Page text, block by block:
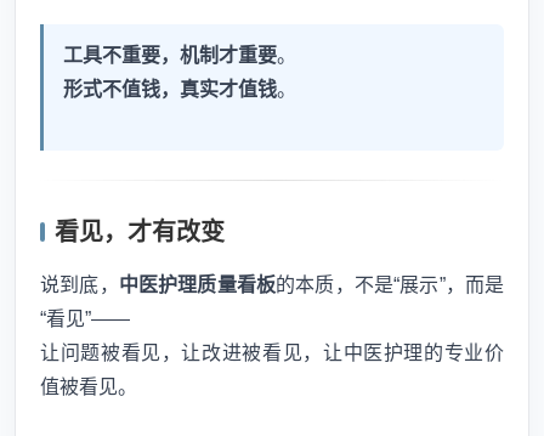
工具不重要，机制才重要。
形式不值钱，真实才值钱。
看见，才有改变
说到底， 中医护理质量看板的本质，不是“展示”，而是
“看见”——
让问题被看见，让改进被看见，让中医护理的专业价
值被看见。